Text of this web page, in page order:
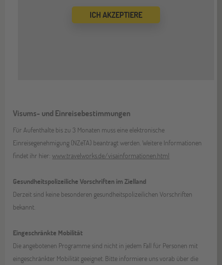
ICH AKZEPTIERE
Visums- und Einreisebestimmungen
Für Aufenthalte bis zu 3 Monaten muss eine elektronische
Einreisegenehmigung (NZeTA) beantragt werden. Weitere Informationen
findet ihr hier:www.travelworks.de/visainformationen.html
Gesundheitspolizeiliche Vorschriften im Zielland
Derzeit sind keine besonderen gesundheitspolizeilichen Vorschriften
bekannt.
Eingeschränkte Mobilität
Die angebotenen Programme sind nicht in jedem Fall für Personen mit
eingeschränkter Mobilität geeignet. Bitte informiere uns vorab über die